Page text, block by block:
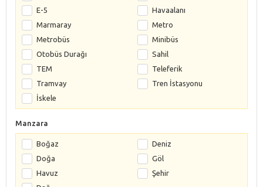
E-5
Havaalanı
Marmaray
Metro
Metrobüs
Minibüs
Otobüs Durağı
Sahil
TEM
Teleferik
Tramvay
Tren İstasyonu
İskele
Manzara
Boğaz
Deniz
Doğa
Göl
Havuz
Şehir